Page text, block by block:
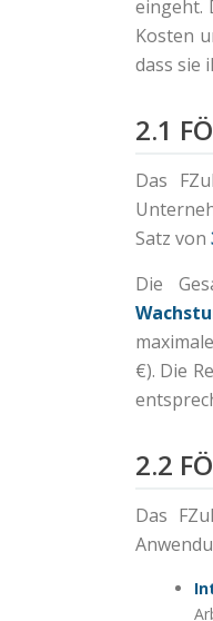
eingeht.
Kosten
dass sie
2.1
Das
Satz von
Die
€). Die
2.2
Das